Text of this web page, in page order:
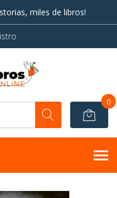
miles de libros!
0